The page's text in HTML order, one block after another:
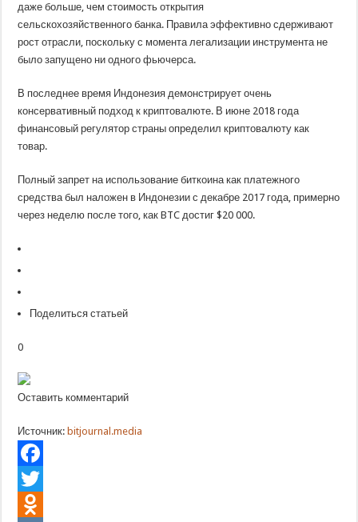
даже больше, чем стоимость открытия
сельскохозяйственного банка. Правила эффективно сдерживают
рост отрасли, поскольку с момента легализации инструмента не
было запущено ни одного фьючерса.
В последнее время Индонезия демонстрирует очень
консервативный подход к криптовалюте. В июне 2018 года
финансовый регулятор страны определил криптовалюту как
товар.
Полный запрет на использование биткоина как платежного
средства был наложен в Индонезии с декабре 2017 года, примерно
через неделю после того, как BTC достиг $20 000.
Поделиться статьей
0
Оставить комментарий
Источник: bitjournal.media
Facebook
Twitter